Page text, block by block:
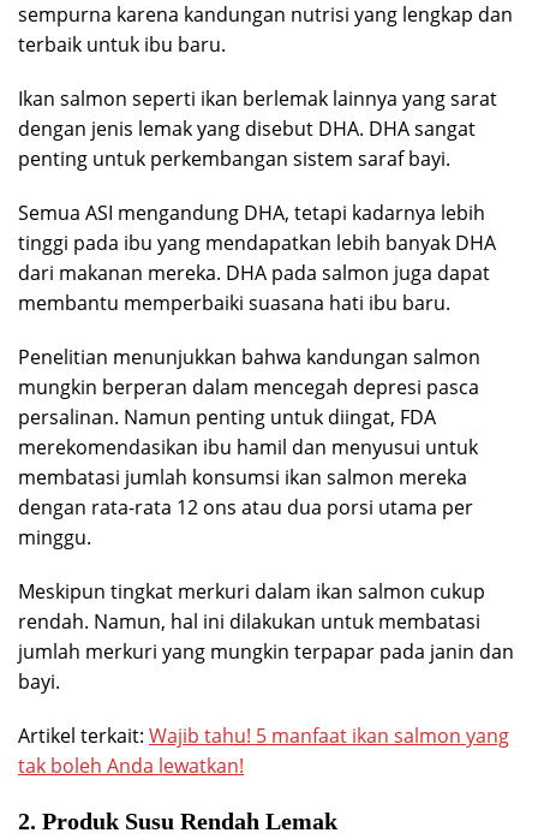
sempurna karena kandungan nutrisi yang lengkap dan
terbaik untuk ibu baru.
Ikan salmon seperti ikan berlemak lainnya yang sarat
dengan jenis lemak yang disebut DHA. DHA sangat
penting untuk perkembangan sistem saraf bayi.
Semua ASI mengandung DHA, tetapi kadarnya lebih
tinggi pada ibu yang mendapatkan lebih banyak DHA
dari makanan mereka. DHA pada salmon juga dapat
membantu memperbaiki suasana hati ibu baru.
Penelitian menunjukkan bahwa kandungan salmon
mungkin berperan dalam mencegah depresi pasca
persalinan. Namun penting untuk diingat, FDA
merekomendasikan ibu hamil dan menyusui untuk
membatasi jumlah konsumsi ikan salmon mereka
dengan rata-rata 12 ons atau dua porsi utama per
minggu.
Meskipun tingkat merkuri dalam ikan salmon cukup
rendah. Namun, hal ini dilakukan untuk membatasi
jumlah merkuri yang mungkin terpapar pada janin dan
bayi.
Artikel terkait: Wajib tahu! 5 manfaat ikan salmon yang
tak boleh Anda lewatkan!
2. Produk Susu Rendah Lemak